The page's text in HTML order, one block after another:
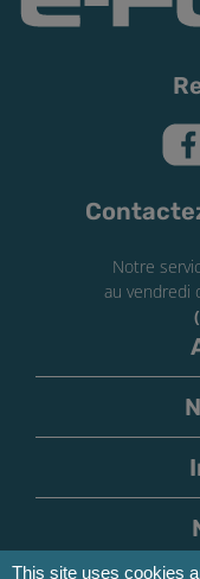
Notre
au vendredi
This site uses cookies